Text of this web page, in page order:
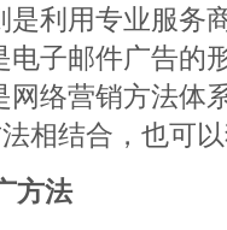
是利用专业服务
电子邮件广告的
网络营销方法体
相结合，也可
方法